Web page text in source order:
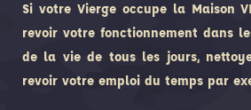
Si votre Vierge occupe la Maison
revoir votre fonctionnement dans
de la vie de tous les jours,
revoir votre emploi du temps par